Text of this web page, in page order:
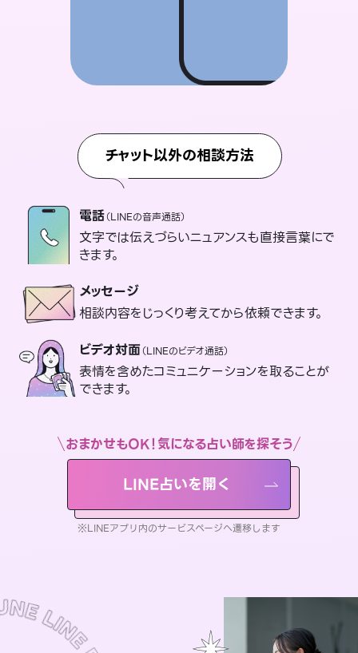
チャット以外の相談方法
電話（LINEの音声通話）
文字では伝えづらいニュアンスも直接言葉にで
きます。
メッセージ
相談内容をじっくり考えてから依頼できます。
ビデオ対面（LINEのビデオ通話）
表情を含めたコミュニケーションを取ることが
できます。
おまかせもOK！気になる占い師を探そう
LINE占いを開く
※LINEアプリ内のサービスページへ遷移します